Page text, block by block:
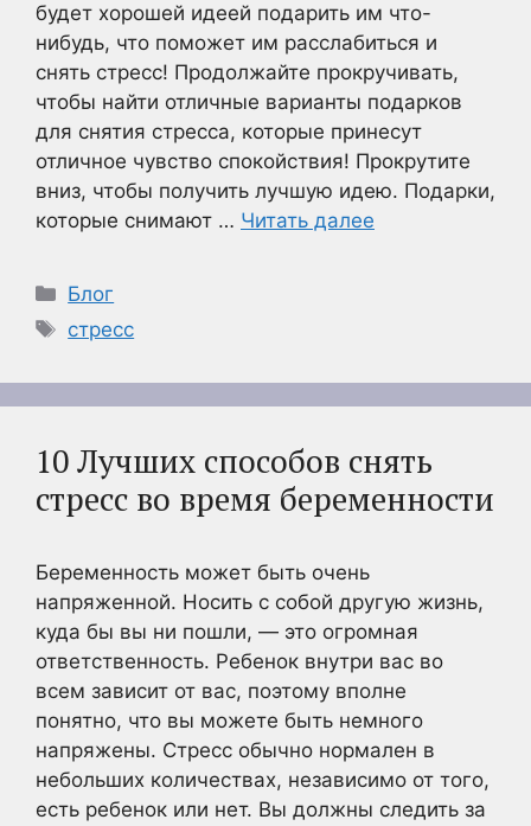
будет хорошей идеей подарить им что-
нибудь, что поможет им расслабиться и
снять стресс! Продолжайте прокручивать,
чтобы найти отличные варианты подарков
для снятия стресса, которые принесут
отличное чувство спокойствия! Прокрутите
вниз, чтобы получить лучшую идею. Подарки,
которые снимают … Читать далее
Рубрики
Блог
Метки
стресс
10 Лучших способов снять
стресс во время беременности
Беременность может быть очень
напряженной. Носить с собой другую жизнь,
куда бы вы ни пошли, — это огромная
ответственность. Ребенок внутри вас во
всем зависит от вас, поэтому вполне
понятно, что вы можете быть немного
напряжены. Стресс обычно нормален в
небольших количествах, независимо от того,
есть ребенок или нет. Вы должны следить за